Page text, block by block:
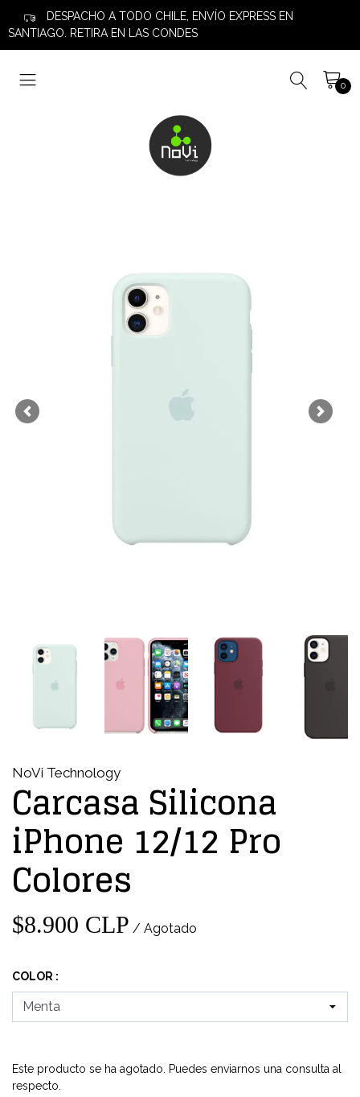
DESPACHO A TODO CHILE, ENVÍO EXPRESS EN
SANTIAGO. RETIRA EN LAS CONDES
0
Previous Next
NoVi Technology
Carcasa Silicona
iPhone 12/12 Pro
Colores
$8.900 CLP / Agotado
COLOR :
Este producto se ha agotado. Puedes enviarnos una consulta al
respecto.